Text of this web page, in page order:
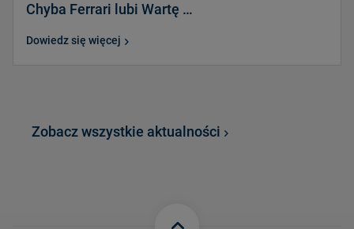
Chyba Ferrari lubi Wartę …
Dowiedz się więcej
Zobacz wszystkie aktualności